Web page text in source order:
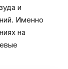
и
Именно
на